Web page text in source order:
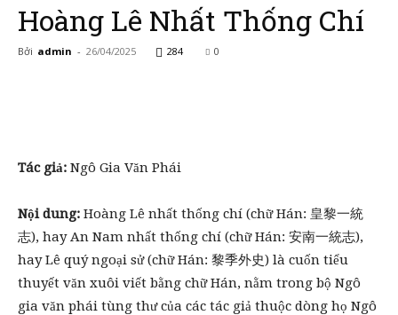
Hoàng Lê Nhất Thống Chí
Bởi admin - 26/04/2025 284 0
Tác giả: Ngô Gia Văn Phái
Nội dung: Hoàng Lê nhất thống chí (chữ Hán: 皇黎一統
志), hay An Nam nhất thống chí (chữ Hán: 安南一統志),
hay Lê quý ngoại sử (chữ Hán: 黎季外史) là cuốn tiểu
thuyết văn xuôi viết bằng chữ Hán, nằm trong bộ Ngô
gia văn phái tùng thư của các tác giả thuộc dòng họ Ngô